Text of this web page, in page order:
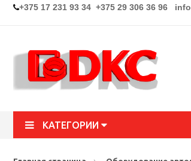
+375 17 231 93 34 +375 29 306 36 96
КАТЕГОРИИ